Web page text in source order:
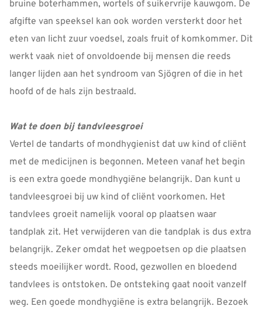
bruine boterhammen, wortels of suikervrije kauwgom. De
afgifte van speeksel kan ook worden versterkt door het
eten van licht zuur voedsel, zoals fruit of komkommer. Dit
werkt vaak niet of onvoldoende bij mensen die reeds
langer lijden aan het syndroom van Sjögren of die in het
hoofd of de hals zijn bestraald.
Wat te doen bij tandvleesgroei
Vertel de tandarts of mondhygienist dat uw kind of cliënt
met de medicijnen is begonnen. Meteen vanaf het begin
is een extra goede mondhygiëne belangrijk. Dan kunt u
tandvleesgroei bij uw kind of cliënt voorkomen. Het
tandvlees groeit namelijk vooral op plaatsen waar
tandplak zit. Het verwijderen van die tandplak is dus extra
belangrijk. Zeker omdat het wegpoetsen op die plaatsen
steeds moeilijker wordt. Rood, gezwollen en bloedend
tandvlees is ontstoken. De ontsteking gaat nooit vanzelf
weg. Een goede mondhygiëne is extra belangrijk. Bezoek